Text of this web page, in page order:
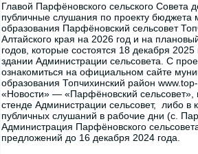
Главой Парфёновского сельского Совета
публичные слушания по проекту бюджета
образования Парфёновский сельсовет
Алтайского края на 2026 год и на
годов, которые состоятся 18 декабря 2025
здании Администрации сельсовета. С
ознакомиться на официальном сайте
образования Топчихинский район
«Новости» — «Парфёновский
стенде Администрации сельсовет, либо в
публичных слушаний в рабочие дни (с.
Администрация Парфёновского
предложений до 16 декабря 2024 года.